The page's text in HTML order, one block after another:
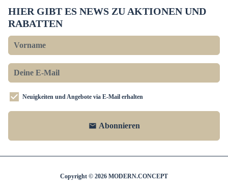
HIER GIBT ES NEWS ZU AKTIONEN UND
RABATTEN
Neuigkeiten und Angebote via E-Mail erhalten
email Abonnieren
Copyright © 2026 MODERN.CONCEPT